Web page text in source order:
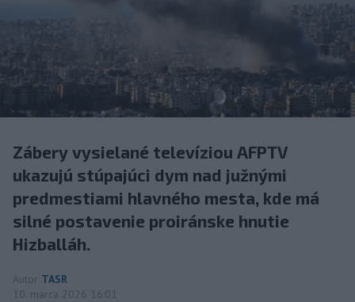
Zábery vysielané televíziou AFPTV
ukazujú stúpajúci dym nad južnými
predmestiami hlavného mesta, kde má
silné postavenie proiránske hnutie
Hizballáh.
Autor TASR
10. marca 2026 16:01